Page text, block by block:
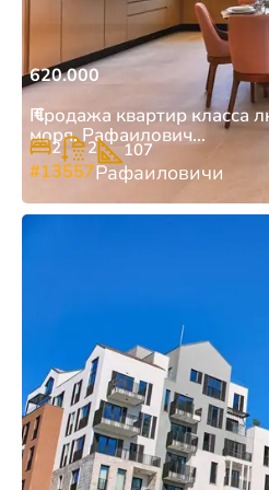
620.000
€
Продажа квартир класса
моря, Рафаилович...
2 2 107
#13557Рафаиловичи